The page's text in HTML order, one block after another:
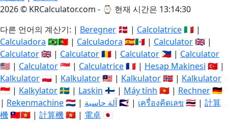
2026 © KRCalculator.com - ⌚ 현재 시간은 13:14:30
다른 언어의 계산기: | Beregner 🇩🇰 | Calcolatrice🇮🇹 |
Calculadora 🇧🇷🇵🇹 | Calculadora 🇪🇸🇲🇽 | Calculator🇬🇧 |
Calculator🇬🇧 | Calculator🇷🇴 | Calculator 🇵🇭 | Calculator
🇺🇸 | Calculator🇸🇬 | Calculatrice🇫🇷 | Hesap Makinesi 🇹🇷 |
Kalkulator🇵🇱 | Kalkulator🇲🇾 | Kalkulator🇳🇴 | Kalkulator
🇮🇩 | Kalkylator🇸🇪 | Laskin 🇫🇮 | Máy tính 🇻🇳 | Rechner🇩🇪
| Rekenmachine🇳🇱 | آلة حاسبة🇸🇦 | เครื่องคิดเลข 🇹🇭 | 計算
機🇹🇼🇭🇰 | 計算機🇭🇰 | 電卓 🇯🇵